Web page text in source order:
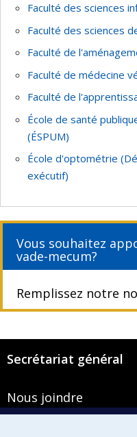
Faculté des sciences
Faculté des sciences
Faculté de
Faculté de médecine
Faculté de
École de santé
(ÉSPUM)
École d'optométrie
exécutif)
Vous souhaitez
vade-mecum?
Remplissez notre
Secrétariat général
Nous joindre